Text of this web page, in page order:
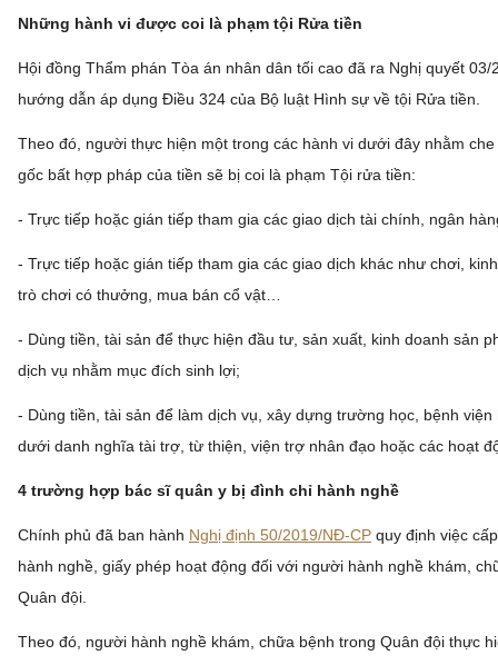
Những hành vi được coi là phạm tội Rửa tiền
Hội đồng Thẩm phán Tòa án nhân dân tối cao đã ra Nghị quyết 03/
hướng dẫn áp dụng Điều 324 của Bộ luật Hình sự về tội Rửa tiền.
Theo đó, người thực hiện một trong các hành vi dưới đây nhằm
gốc bất hợp pháp của tiền sẽ bị coi là phạm Tội rửa tiền:
- Trực tiếp hoặc gián tiếp tham gia các giao dịch tài chính, ngân
- Trực tiếp hoặc gián tiếp tham gia các giao dịch khác như chơi,
trò chơi có thưởng, mua bán cổ vật…
- Dùng tiền, tài sản để thực hiện đầu tư, sản xuất, kinh doanh sản
dịch vụ nhằm mục đích sinh lợi;
- Dùng tiền, tài sản để làm dịch vụ, xây dựng trường học, bệnh viện
dưới danh nghĩa tài trợ, từ thiện, viện trợ nhân đạo hoặc các hoạt
4 trường hợp bác sĩ quân y bị đình chỉ hành nghề
Chính phủ đã ban hành Nghị định 50/2019/NĐ-CP quy định việc
hành nghề, giấy phép hoạt động đối với người hành nghề khám,
Quân đội.
Theo đó, người hành nghề khám, chữa bệnh trong Quân đội thực